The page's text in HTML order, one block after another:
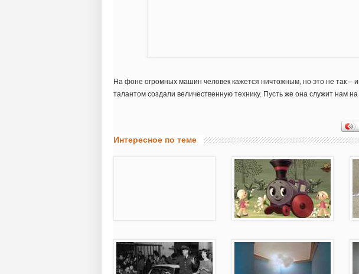
На фоне огромных машин человек кажется ничтожным, но это не так –
талантом создали величественную технику. Пусть же она служит нам на
Интересное по теме